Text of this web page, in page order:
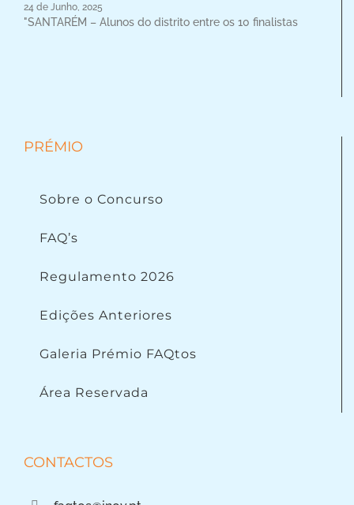
24 de Junho, 2025
"SANTARÉM – Alunos do distrito entre os 10 finalistas
PRÉMIO
Sobre o Concurso
FAQ’s
Regulamento 2026
Edições Anteriores
Galeria Prémio FAQtos
Área Reservada
CONTACTOS